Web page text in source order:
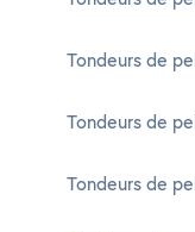
Tondeurs de
Tondeurs de
Tondeurs de